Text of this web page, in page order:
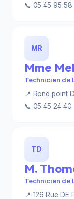
📞 05 45 95 58
MR
Mme
Technicien de
📍 Rond point
📞 05 45 24 40
TD
M.
Technicien de
📍 126 Rue DE